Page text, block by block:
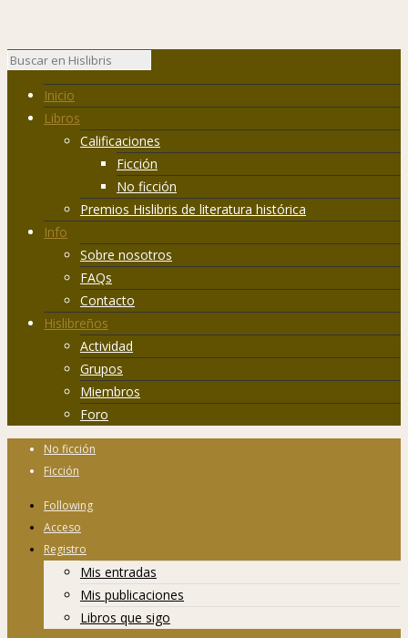
Inicio
Libros
Calificaciones
Ficción
No ficción
Premios Hislibris de literatura histórica
Info
Sobre nosotros
FAQs
Contacto
Hislibreños
Actividad
Grupos
Miembros
Foro
No ficción
Ficción
Following
Acceso
Registro
Mis entradas
Mis publicaciones
Libros que sigo